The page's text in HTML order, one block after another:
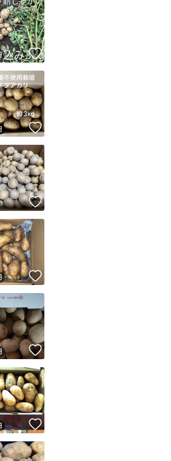
ザーの実績について
満たしたユーザーにバッジを付与しています
リマの基準をクリアした安心・安全なユーザーです
ザーはYahoo!フリマの取引を完了させた実績があります
ザーは他フリマサービスでの取引実績があります
発送を保証しているものではありません
ザーは高頻度で24時間以内＆設定した発送日数内に発送してい
ザーは高頻度で24時間以内に発送しています
ザーは設定した発送日数内に発送しています
品の情報をコピーします
されています
す
出品ページへ
キャンセル
いいね！
いいね！
いいね！
いいね！